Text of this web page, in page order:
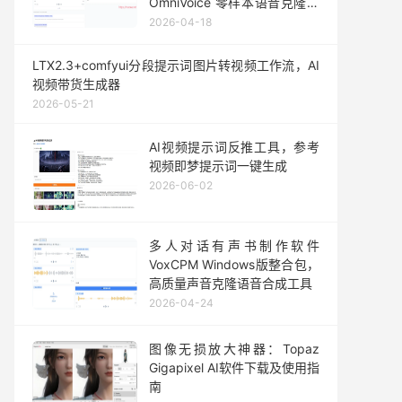
键整合包发布
2026-04-18
LTX2.3+comfyui分段提示词图片转视频工作流，AI
视频带货生成器
2026-05-21
AI视频提示词反推工具，参考
视频即梦提示词一键生成
2026-06-02
多人对话有声书制作软件
VoxCPM Windows版整合包，
高质量声音克隆语音合成工具
2026-04-24
图像无损放大神器：Topaz
Gigapixel AI软件下载及使用指
南